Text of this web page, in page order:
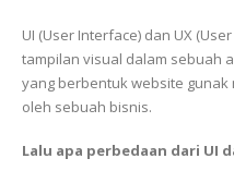
UI (User Interface) dan UX
tampilan visual dalam sebuah
yang berbentuk website
oleh sebuah bisnis.
Lalu apa perbedaan dari UI